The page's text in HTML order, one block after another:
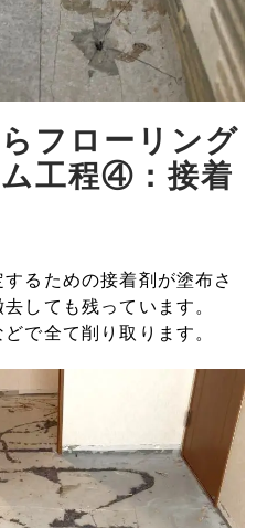
フローリング
工程④：接着
るための接着剤が塗布さ
しても残っています。
で全て削り取ります。